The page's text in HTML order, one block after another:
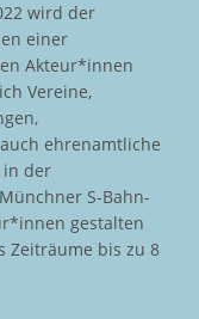
wird der
einer
Akteur*innen
Vereine,
ehrenamtliche
in der
S-Bahn-
gestalten
Zeiträume bis zu 8